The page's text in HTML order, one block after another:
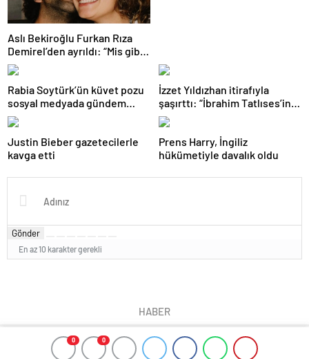
0 0
Aslı Bekiroğlu Furkan Rıza
Demirel’den ayrıldı: “Mis gibi
bitti”
Rabia Soytürk’ün küvet pozu
sosyal medyada gündem
oldu! Takipçileri yorum
yağdırdı
İzzet Yıldızhan itirafıyla
şaşırttı: “İbrahim Tatlıses’in
psikolojisi iyi değil”
Justin Bieber gazetecilerle
kavga etti
Prens Harry, İngiliz
hükümetiyle davalık oldu
Gönder
En az 10 karakter gerekli
HABER